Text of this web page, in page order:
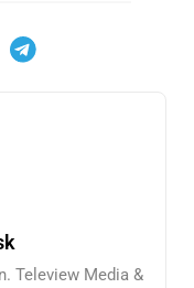
Teleview Media &